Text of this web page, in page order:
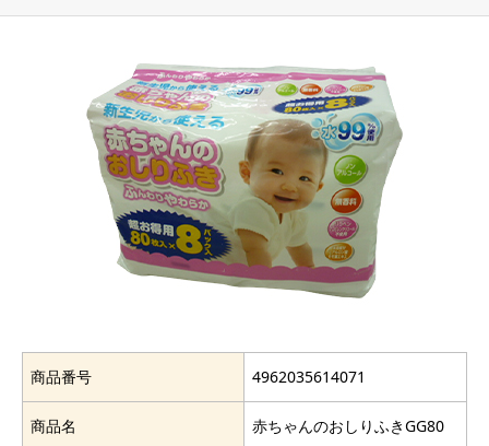
商品番号 4962035614071
商品名
赤ちゃんのおしりふきGG80